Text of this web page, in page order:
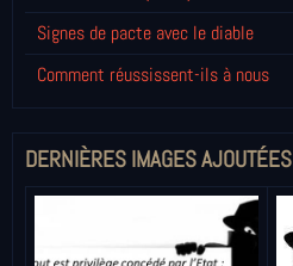
Signes de pacte avec le diable
Comment réussissent-ils à nous
DERNIÈRES IMAGES AJOUTÉES